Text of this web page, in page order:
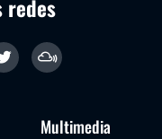
redes
Multimedia